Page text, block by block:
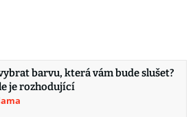
barvu, která vám bude slušet?
je rozhodující